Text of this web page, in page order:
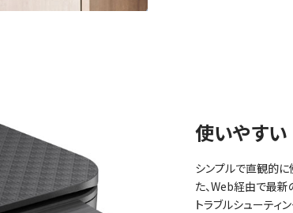
使いやすい
シンプルで直観的に
た、Web経由で最新
トラブルシューティ